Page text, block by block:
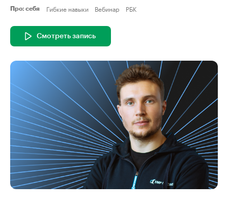
Про: себя Гибкие навыки Вебинар РБК
Смотреть запись